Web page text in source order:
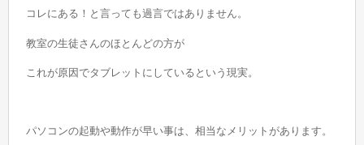
コレにある！と言っても過言ではありません。
教室の生徒さんのほとんどの方が
これが原因でタブレットにしているという現実。
パソコンの起動や動作が早い事は、相当なメリットがあります。